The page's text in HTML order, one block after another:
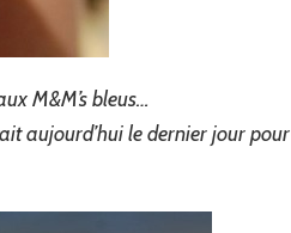
M&M’s bleus…
aujourd’hui le dernier jour pour